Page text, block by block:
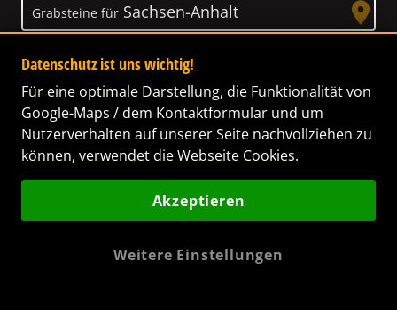
Grabsteine für Sachsen-Anhalt
Grabsteine für Schleswig-Holstein
Grabsteine fürThüringen
Unser Anspruch
Das Leben ist ein Geschenk! – Nun haben wir
Datenschutz ist uns wichtig!
Für eine optimale Darstellung, die Funktionalität von
Google-Maps / dem Kontaktformular und um
Nutzerverhalten auf unserer Seite nachvollziehen zu
können, verwendet die Webseite Cookies.
Akzeptieren
Weitere Einstellungen